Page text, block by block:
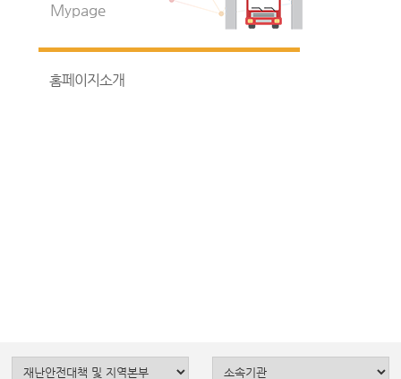
Mypage
홈페이지소개